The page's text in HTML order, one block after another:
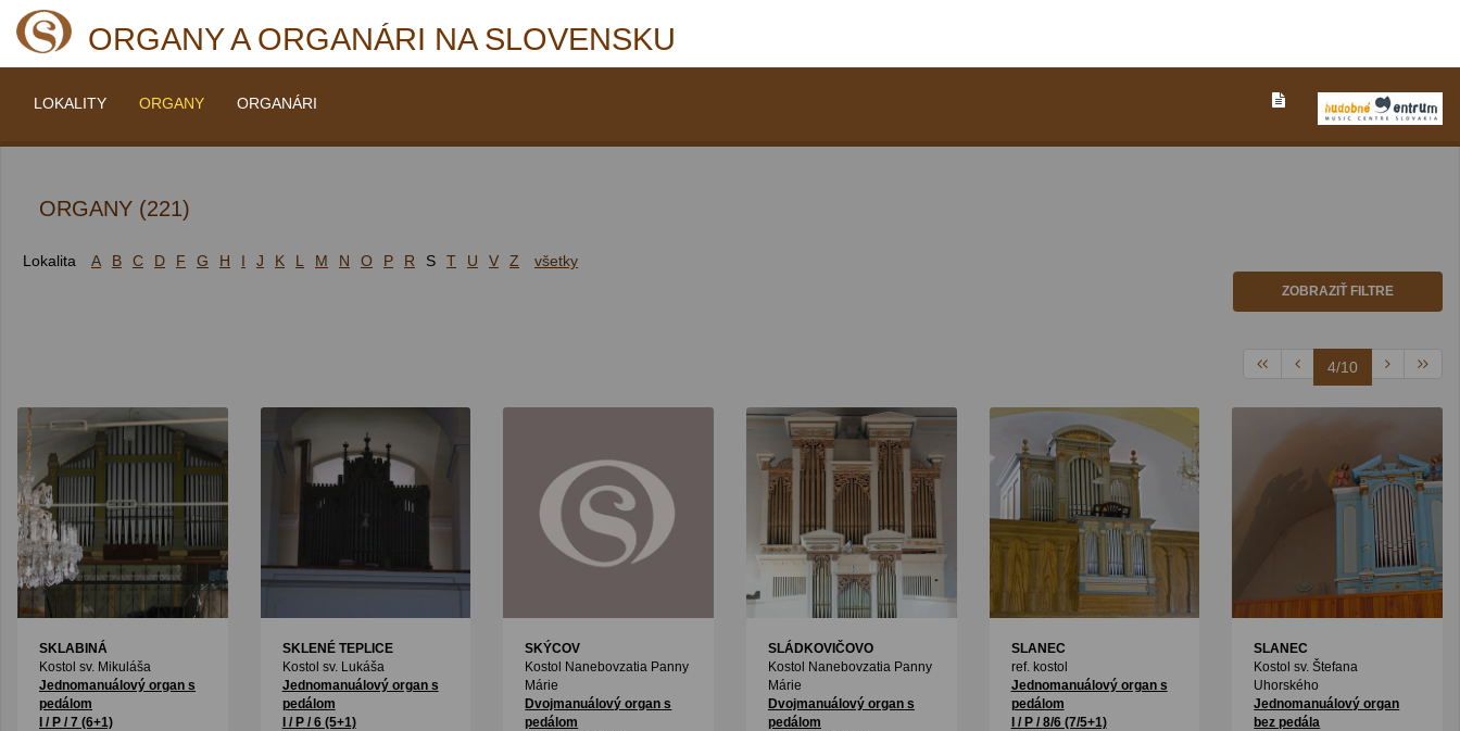
ORGANY A ORGANÁRI NA SLOVENSKU
LOKALITY ORGANY ORGANÁRI
ORGANY (221)
Lokalita A B C D F G H I J K L M N O P R S T U V Z všetky
ZOBRAZIŤ FILTRE
4/10
SKLABINÁ
Kostol sv. Mikuláša
Jednomanuálový organ s
pedálom
I / P / 7 (6+1)
SKLENÉ TEPLICE
Kostol sv. Lukáša
Jednomanuálový organ s
pedálom
I / P / 6 (5+1)
SKÝCOV
Kostol Nanebovzatia Panny
Márie
Dvojmanuálový organ s
pedálom
SLÁDKOVIČOVO
Kostol Nanebovzatia Panny
Márie
Dvojmanuálový organ s
pedálom
SLANEC
ref. kostol
Jednomanuálový organ s
pedálom
I / P / 8/6 (7/5+1)
SLANEC
Kostol sv. Štefana
Uhorského
Jednomanuálový organ
bez pedála